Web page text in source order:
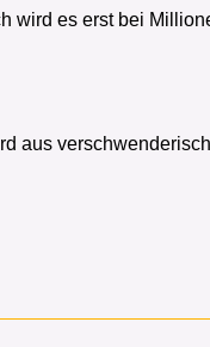
wird es erst bei
aus